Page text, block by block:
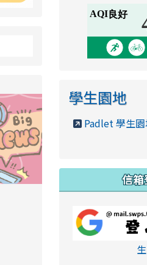
xiaohongshu.html
學生園地
Padlet 學生
信
生